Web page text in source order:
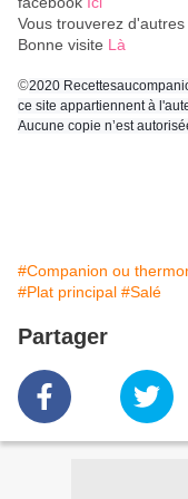
Vous trouverez
Bonne visite Là
©2020
ce site appartiennent à
Aucune copie n’est
#Companion ou
#Plat principal #Salé
Partager